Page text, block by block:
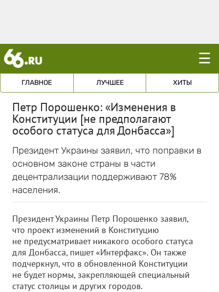
☰
ГЛАВНОЕ ЛУЧШЕЕ ХИТЫ
Петр Порошенко: «Изменения в
Конституции [не предполагают
особого статуса для Донбасса»]
Президент Украины заявил, что поправки в
основном законе страны в части
децентрализации поддерживают 78%
населения.
Президент Украины Петр Порошенко заявил,
что проект изменений в Конституцию
не предусматривает никакого особого статуса
для Донбасса, пишет «Интерфакс». Он также
подчеркнул, что в обновленной Конституции
не будет нормы, закрепляющей специальный
статус столицы и других городов.